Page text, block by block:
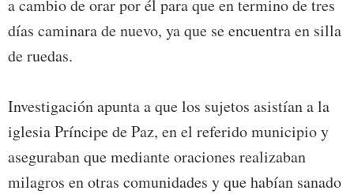
a cambio de orar por él para que en termino de tres
días caminara de nuevo, ya que se encuentra en silla
de ruedas.
Investigación apunta a que los sujetos asistían a la
iglesia Príncipe de Paz, en el referido municipio y
aseguraban que mediante oraciones realizaban
milagros en otras comunidades y que habían sanado